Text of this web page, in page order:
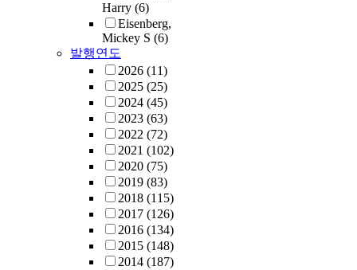
Harry (6)
Eisenberg,
Mickey S (6)
발행연도
2026 (11)
2025 (25)
2024 (45)
2023 (63)
2022 (72)
2021 (102)
2020 (75)
2019 (83)
2018 (115)
2017 (126)
2016 (134)
2015 (148)
2014 (187)